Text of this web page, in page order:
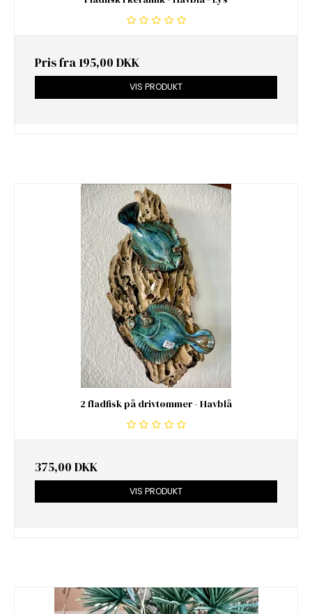
Pris fra 195,00 DKK
VIS PRODUKT
2 fladfisk på drivtømmer - Havblå
375,00 DKK
VIS PRODUKT